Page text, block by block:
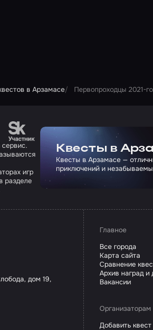
в Арзамасе Первопроходцы 2021-го
Перейти на сайт партнера Сколково
игр
разделе
Квесты в
Квесты в Арзамасе —
приключений и
дом 19,
Главное
Все города
Карта сайта
Сравнение
Архив наград и
Вакансии
Организаторам
Добавить квест